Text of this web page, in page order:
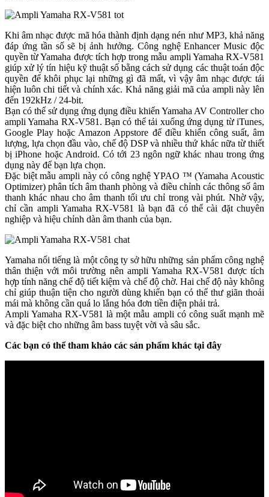
Khi âm nhạc được mã hóa thành định dạng nén như MP3, khả năng
đáp ứng tần số sẽ bị ảnh hưởng. Công nghệ Enhancer Music độc
quyền từ Yamaha được tích hợp trong mẫu ampli Yamaha RX-V581
giúp xử lý tín hiệu kỹ thuật số bằng cách sử dụng các thuật toán độc
quyền để khôi phục lại những gì đã mất, vì vậy âm nhạc được tái
hiện luôn chi tiết và chính xác. Khả năng giải mã của ampli này lên
đến 192kHz / 24-bit.
Bạn có thể sử dụng ứng dụng điều khiển Yamaha AV Controller cho
ampli Yamaha RX-V581. Bạn có thể tải xuống ứng dụng từ iTunes,
Google Play hoặc Amazon Appstore để điều khiển công suất, âm
lượng, lựa chọn đầu vào, chế độ DSP và nhiều thứ khác nữa từ thiết
bị iPhone hoặc Android. Có tới 23 ngôn ngữ khác nhau trong ứng
dụng này để bạn lựa chọn.
Đặc biệt mẫu ampli này có công nghệ YPAO ™ (Yamaha Acoustic
Optimizer) phân tích âm thanh phòng và điều chỉnh các thông số âm
thanh khác nhau cho âm thanh tối ưu chỉ trong vài phút. Nhờ vậy,
chỉ cần ampli Yamaha RX-V581 là bạn đã có thể cài đặt chuyên
nghiệp và hiệu chỉnh dàn âm thanh của bạn.
Yamaha nổi tiếng là một công ty sở hữu những sản phẩm công nghệ
thân thiện với môi trường nên ampli Yamaha RX-V581 được tích
hợp tính năng chế độ tiết kiệm và chế độ chờ. Hai chế độ này không
chỉ giúp thuận tiện cho người dùng khiến bạn có thể thư giãn thoải
mái mà không cần quá lo lắng hóa đơn tiền điện phải trả.
Ampli Yamaha RX-V581 là một mẫu ampli có công suất mạnh mẽ
và đặc biệt cho những âm bass tuyệt vời và sâu sắc.
Các bạn có thể tham khảo các sản phẩm khác tại đây